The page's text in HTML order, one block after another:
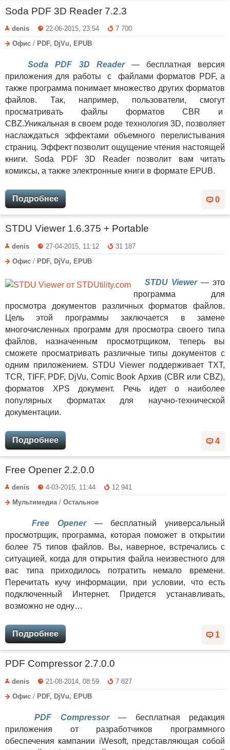
Soda PDF 3D Reader 7.2.3
denis 22-06-2015, 23:54
7 700
Офис / PDF, DjVu, EPUB
Soda PDF 3D Reader— бесплатная версия
приложения для работы с файлами форматов PDF, а
также программа понимает множество других форматов
файлов. Так, например, пользователи, смогут
просматривать файлы форматов CBR и
CBZ.Уникальная в своем роде технология 3D, позволяет
наслаждаться эффектами объемного перелистывания
страниц. Эффект позволит ощущение чтения настоящей
книги. Soda PDF 3D Reader позволит вам читать
комиксы, а также электронные книги в формате EPUB.
0
Подробнее
STDU Viewer 1.6.375 + Portable
denis 27-04-2015, 11:12
31 187
Офис / PDF, DjVu, EPUB
STDU Viewer— это
программа для
просмотра документов различных форматов файлов.
Цель этой программы заключается в замене
многочисленных программ для просмотра своего типа
файлов, назначенным просмотрщиком, теперь вы
сможете просматривать различные типы документов с
одним приложением. STDU Viewer поддерживает TXT,
TCR, TIFF, PDF, DjVu, Comic Book Архив (CBR или CBZ),
форматов XPS документ. Речь идет о наиболее
популярных форматах для научно-технической
документации.
4
Подробнее
Free Opener 2.2.0.0
denis 4-03-2015, 11:44
12 941
Мультимедиа/ Остальное
Free Opener — бесплатный универсальный
просмотрщик, программа, которая поможет в открытии
более 75 типов файлов. Вы, наверное, встречались с
ситуацией, когда для открытия файла неизвестного для
вас типа приходилось потратить немало времени.
Перечитать кучу информации, при условии, что есть
подключенный Интернет. Придется устанавливать,
возможно не одну…
1
Подробнее
PDF Compressor 2.7.0.0
denis 21-08-2014, 08:59
7 827
Офис / PDF, DjVu, EPUB
PDF Compressor— бесплатная редакция
приложения от разработчиков программного
обеспечения кампании iWesoft, представляющая собой